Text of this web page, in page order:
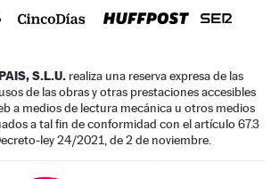
S.L.U. realiza una reserva expresa de las
de las obras y otras prestaciones accesibles
a medios de lectura mecánica u otros medios
a tal fin de conformidad con el artículo 67.3
ley 24/2021, de 2 de noviembre.